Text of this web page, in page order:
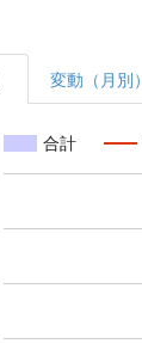
変動（月別）
合計